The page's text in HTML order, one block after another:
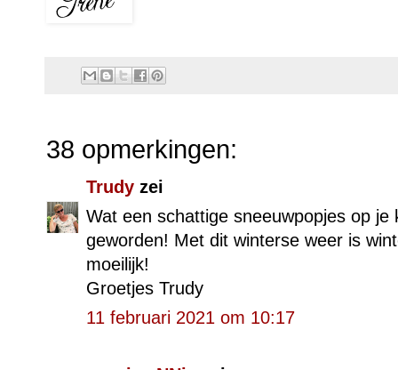
38 opmerkingen:
Trudy zei
Wat een schattige sneeuwpopjes op
geworden! Met dit winterse weer is
moeilijk!
Groetjes Trudy
11 februari 2021 om 10:17